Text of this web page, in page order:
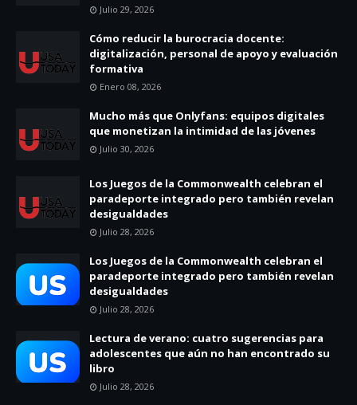
Julio 29, 2026
Cómo reducir la burocracia docente:
digitalización, personal de apoyo y evaluación
formativa
Enero 08, 2026
Mucho más que Onlyfans: equipos digitales
que monetizan la intimidad de las jóvenes
Julio 30, 2026
Los Juegos de la Commonwealth celebran el
paradeporte integrado pero también revelan
desigualdades
Julio 28, 2026
Los Juegos de la Commonwealth celebran el
paradeporte integrado pero también revelan
desigualdades
Julio 28, 2026
Lectura de verano: cuatro sugerencias para
adolescentes que aún no han encontrado su
libro
Julio 28, 2026